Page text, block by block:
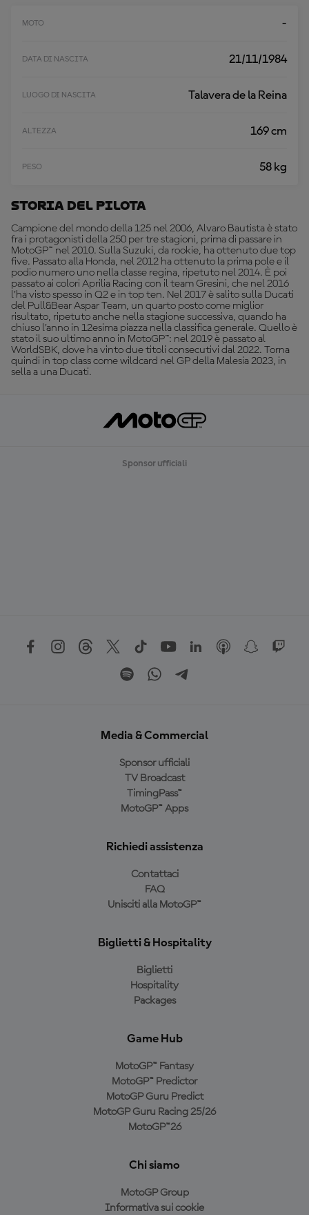
MOTO -
DATA DI NASCITA 21/11/1984
LUOGO DI NASCITA Talavera de la Reina
ALTEZZA 169 cm
PESO 58 kg
Storia Del Pilota
Campione del mondo della 125 nel 2006, Alvaro Bautista è stato
fra i protagonisti della 250 per tre stagioni, prima di passare in
MotoGP™ nel 2010. Sulla Suzuki, da rookie, ha ottenuto due top
five. Passato alla Honda, nel 2012 ha ottenuto la prima pole e il
podio numero uno nella classe regina, ripetuto nel 2014. È poi
passato ai colori Aprilia Racing con il team Gresini, che nel 2016
l’ha visto spesso in Q2 e in top ten. Nel 2017 è salito sulla Ducati
del Pull&Bear Aspar Team, un quarto posto come miglior
risultato, ripetuto anche nella stagione successiva, quando ha
chiuso l’anno in 12esima piazza nella classifica generale. Quello è
stato il suo ultimo anno in MotoGP™: nel 2019 è passato al
WorldSBK, dove ha vinto due titoli consecutivi dal 2022. Torna
quindi in top class come wildcard nel GP della Malesia 2023, in
sella a una Ducati.
Sponsor ufficiali
Media & Commercial
Sponsor ufficiali
TV Broadcast
TimingPass™
MotoGP™ Apps
Richiedi assistenza
Contattaci
FAQ
Unisciti alla MotoGP™
Biglietti & Hospitality
Biglietti
Hospitality
Packages
Game Hub
MotoGP™ Fantasy
MotoGP™ Predictor
MotoGP Guru Predict
MotoGP Guru Racing 25/26
MotoGP™26
Chi siamo
MotoGP Group
Informativa sui cookie